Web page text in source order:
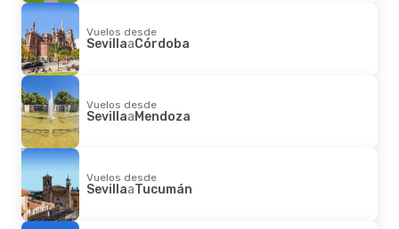
Vuelos desde
SevillaaCórdoba
Vuelos desde
SevillaaMendoza
Vuelos desde
SevillaaTucumán